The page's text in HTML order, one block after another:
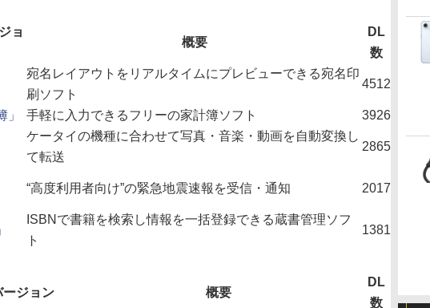
ョ
概要
DL
数
宛名レイアウトをリアルタイムにプレビューできる宛名印
刷ソフト
4512
」 手軽に入力できるフリーの家計簿ソフト 3926
ケータイの機種に合わせて写真・音楽・動画を自動変換し
て転送
2865
“高度利用者向け”の緊急地震速報を受信・通知 2017
ISBNで書籍を検索し情報を一括登録できる蔵書管理ソフ
ト
1381
ージョン 概要
DL
数